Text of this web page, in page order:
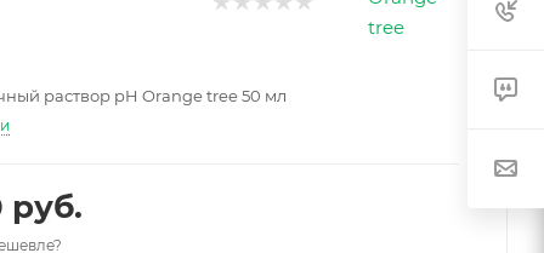
раствор pH Orange tree 50 мл
руб.